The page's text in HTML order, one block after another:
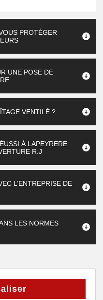
PROTÉGER
UNE POSE DE
VENTILÉ ?
À LAPEYRERE
R.J
L’ENTREPRISE DE
LES NORMES